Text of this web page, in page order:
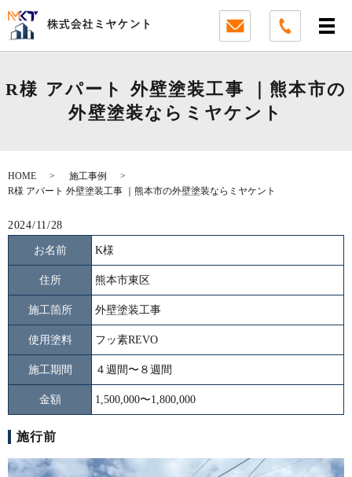
R様 アパート 外壁塗装工事 ｜熊本市の
外壁塗装ならミヤケント
HOME
施工事例
R様 アパート 外壁塗装工事 ｜熊本市の外壁塗装ならミヤケント
2024/11/28
お名前 K様
住所 熊本市東区
施工箇所 外壁塗装工事
使用塗料 フッ素REVO
施工期間 ４週間〜８週間
金額 1,500,000〜1,800,000
施行前